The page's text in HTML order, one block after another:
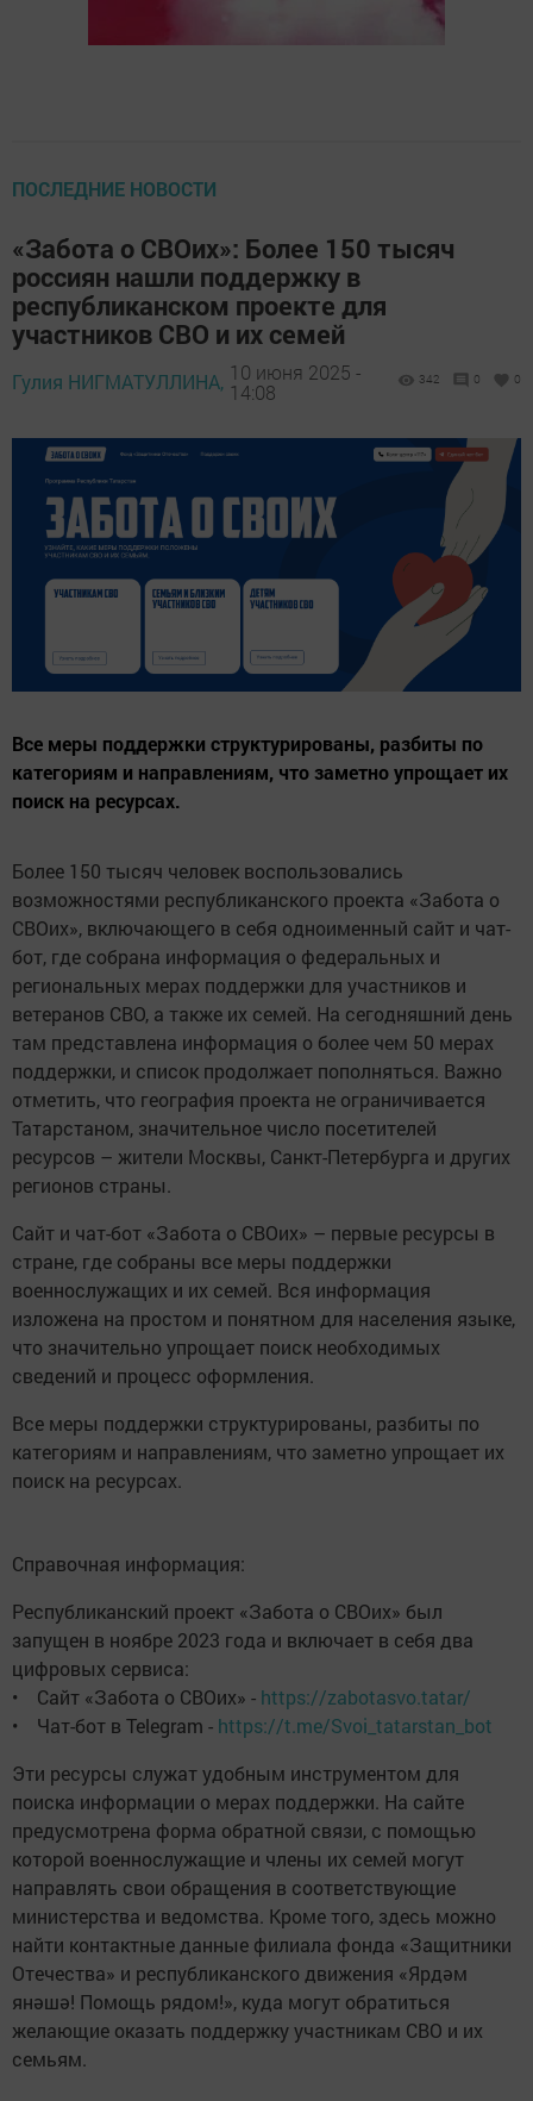
ПОСЛЕДНИЕ НОВОСТИ
«Забота о СВОих»: Более 150 тысяч
россиян нашли поддержку в
республиканском проекте для
участников СВО и их семей
Гулия НИГМАТУЛЛИНА, 10 июня 2025 -
14:08
342 0 0
Все меры поддержки структурированы, разбиты по
категориям и направлениям, что заметно упрощает их
поиск на ресурсах.
Более 150 тысяч человек воспользовались
возможностями республиканского проекта «Забота о
СВОих», включающего в себя одноименный сайт и чат-
бот, где собрана информация о федеральных и
региональных мерах поддержки для участников и
ветеранов СВО, а также их семей. На сегодняшний день
там представлена информация о более чем 50 мерах
поддержки, и список продолжает пополняться. Важно
отметить, что география проекта не ограничивается
Татарстаном, значительное число посетителей
ресурсов – жители Москвы, Санкт-Петербурга и других
регионов страны.
Сайт и чат-бот «Забота о СВОих» – первые ресурсы в
стране, где собраны все меры поддержки
военнослужащих и их семей. Вся информация
изложена на простом и понятном для населения языке,
что значительно упрощает поиск необходимых
сведений и процесс оформления.
Все меры поддержки структурированы, разбиты по
категориям и направлениям, что заметно упрощает их
поиск на ресурсах.
Справочная информация:
Республиканский проект «Забота о СВОих» был
запущен в ноябре 2023 года и включает в себя два
цифровых сервиса:
• Сайт «Забота о СВОих» - https://zabotasvo.tatar/
• Чат-бот в Telegram - https://t.me/Svoi_tatarstan_bot
Эти ресурсы служат удобным инструментом для
поиска информации о мерах поддержки. На сайте
предусмотрена форма обратной связи, с помощью
которой военнослужащие и члены их семей могут
направлять свои обращения в соответствующие
министерства и ведомства. Кроме того, здесь можно
найти контактные данные филиала фонда «Защитники
Отечества» и республиканского движения «Ярдәм
янәшә! Помощь рядом!», куда могут обратиться
желающие оказать поддержку участникам СВО и их
семьям.